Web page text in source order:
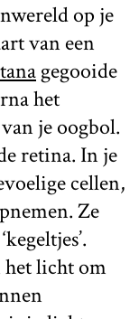
op je
van een
gegooide
het
je oogbol.
retina. In je
cellen,
Ze
het licht om